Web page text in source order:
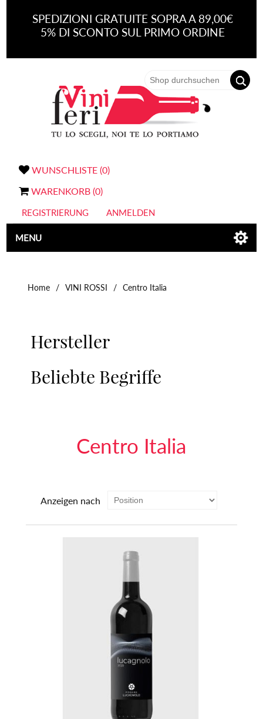
SPEDIZIONI GRATUITE SOPRA A 89,00€
5% DI SCONTO SUL PRIMO ORDINE
WUNSCHLISTE (0)
WARENKORB (0)
REGISTRIERUNG ANMELDEN
MENU
Home / VINI ROSSI / Centro Italia
Hersteller
Beliebte Begriffe
Centro Italia
Anzeigen nach